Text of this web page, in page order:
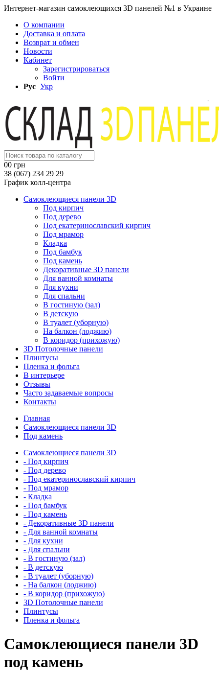
Интернет-магазин самоклеющихся 3D панелей №1 в Украине
О компании
Доставка и оплата
Возврат и обмен
Новости
Кабинет
Зарегистрироваться
Войти
Рус Укр
00 грн
38 (067) 234 29 29
График колл-центра
Самоклеющиеся панели 3D
Под кирпич
Под дерево
Под екатеринославский кирпич
Под мрамор
Кладка
Под бамбук
Под камень
Декоративные 3D панели
Для ванной комнаты
Для кухни
Для спальни
В гостиную (зал)
В детскую
В туалет (уборную)
На балкон (лоджию)
В коридор (прихожую)
3D Потолочные панели
Плинтусы
Пленка и фольга
В интерьере
Отзывы
Часто задаваемые вопросы
Контакты
Главная
Самоклеющиеся панели 3D
Под камень
Самоклеющиеся панели 3D
- Под кирпич
- Под дерево
- Под екатеринославский кирпич
- Под мрамор
- Кладка
- Под бамбук
- Под камень
- Декоративные 3D панели
- Для ванной комнаты
- Для кухни
- Для спальни
- В гостиную (зал)
- В детскую
- В туалет (уборную)
- На балкон (лоджию)
- В коридор (прихожую)
3D Потолочные панели
Плинтусы
Пленка и фольга
Самоклеющиеся панели 3D
под камень